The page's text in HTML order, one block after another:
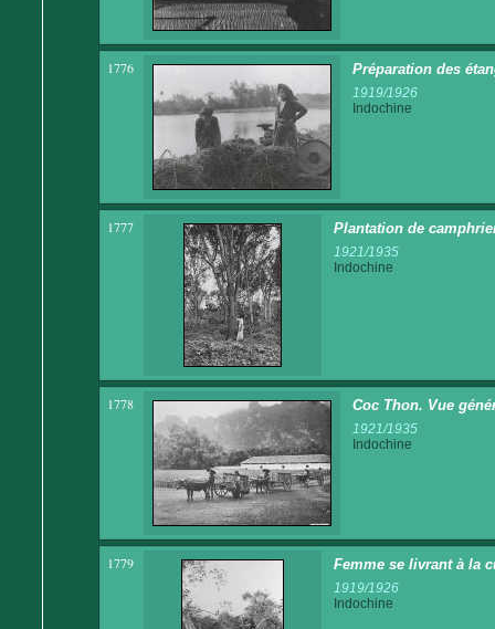
1776 Préparation des
1919/1926
Indochine
1777 Plantation de
1921/1935
Indochine
1778 Coc Thon. Vue
1921/1935
Indochine
1779 Femme se livrant à la
1919/1926
Indochine